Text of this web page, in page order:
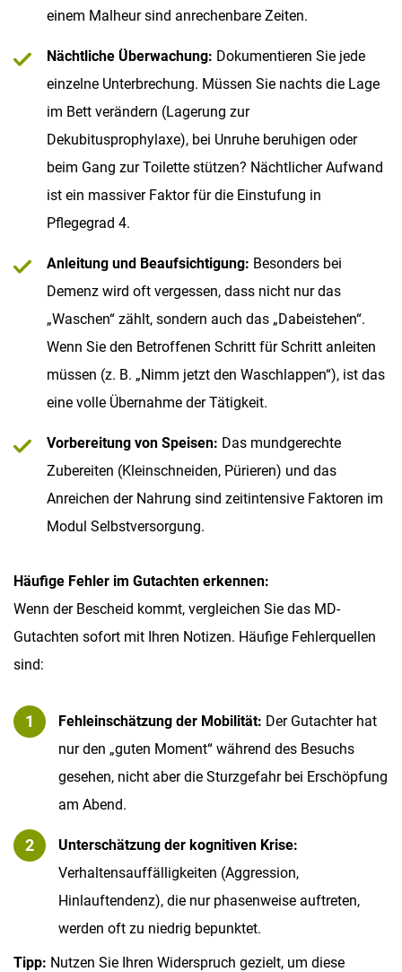
einem Malheur sind anrechenbare Zeiten.
Nächtliche Überwachung: Dokumentieren Sie jede
einzelne Unterbrechung. Müssen Sie nachts die Lage
im Bett verändern (Lagerung zur
Dekubitusprophylaxe), bei Unruhe beruhigen oder
beim Gang zur Toilette stützen? Nächtlicher Aufwand
ist ein massiver Faktor für die Einstufung in
Pflegegrad 4.
Anleitung und Beaufsichtigung: Besonders bei
Demenz wird oft vergessen, dass nicht nur das
„Waschen“ zählt, sondern auch das „Dabeistehen“.
Wenn Sie den Betroffenen Schritt für Schritt anleiten
müssen (z. B. „Nimm jetzt den Waschlappen“), ist das
eine volle Übernahme der Tätigkeit.
Vorbereitung von Speisen: Das mundgerechte
Zubereiten (Kleinschneiden, Pürieren) und das
Anreichen der Nahrung sind zeitintensive Faktoren im
Modul Selbstversorgung.
Häufige Fehler im Gutachten erkennen:
Wenn der Bescheid kommt, vergleichen Sie das MD-
Gutachten sofort mit Ihren Notizen. Häufige Fehlerquellen
sind:
Fehleinschätzung der Mobilität: Der Gutachter hat
nur den „guten Moment“ während des Besuchs
gesehen, nicht aber die Sturzgefahr bei Erschöpfung
am Abend.
Unterschätzung der kognitiven Krise:
Verhaltensauffälligkeiten (Aggression,
Hinlauftendenz), die nur phasenweise auftreten,
werden oft zu niedrig bepunktet.
Tipp: Nutzen Sie Ihren Widerspruch gezielt, um diese